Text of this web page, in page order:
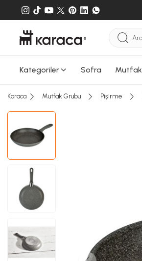
Kategoriler Sofra Mutfak
Karaca Mutfak Grubu Pişirme